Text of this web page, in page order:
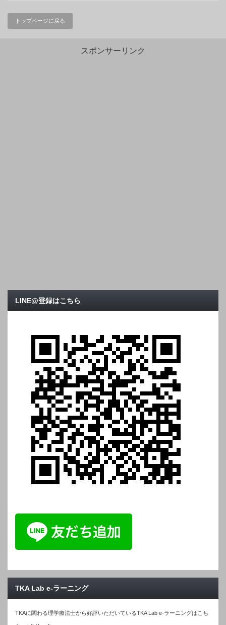
トップページに戻る
スポンサーリンク
LINE@登録はこちら
TKA Lab e-ラーニング
TKAに関わる理学療法士から好評いただいているTKA Lab e-ラーニングはこち